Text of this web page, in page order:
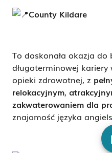
County Kildare
To doskonała okazja do
długoterminowej
opieki zdrowotnej, z
relokacyjnym,
zakwaterowaniem dla
znajomość języka